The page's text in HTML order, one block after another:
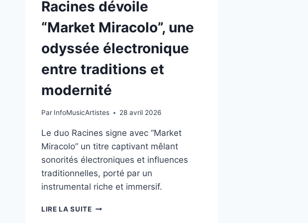
Racines dévoile
“Market Miracolo”, une
odyssée électronique
entre traditions et
modernité
Par InfoMusicArtistes 28 avril 2026
Le duo Racines signe avec “Market
Miracolo” un titre captivant mêlant
sonorités électroniques et influences
traditionnelles, porté par un
instrumental riche et immersif.
LIRE LA SUITERACINES